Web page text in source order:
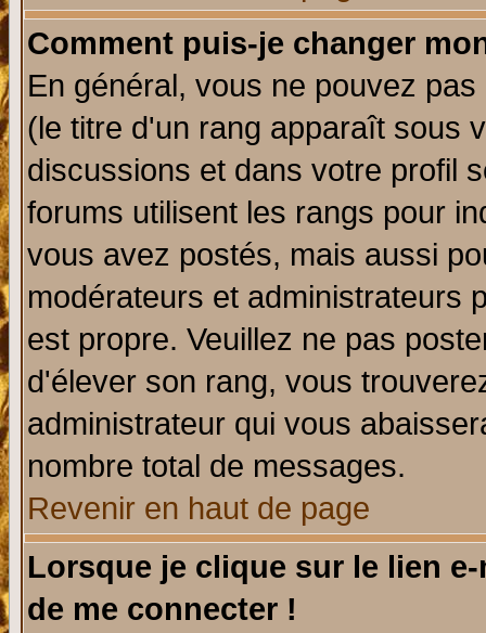
Comment puis-je changer
En général, vous ne pouvez
(le titre d'un rang apparaît sous
discussions et dans votre profil
forums utilisent les rangs pour
vous avez postés, mais aussi
modérateurs et administrateurs
est propre. Veuillez ne pas
d'élever son rang, vous
administrateur qui vous
nombre total de messages.
Revenir en haut de page
Lorsque je clique sur le lien
de me connecter !